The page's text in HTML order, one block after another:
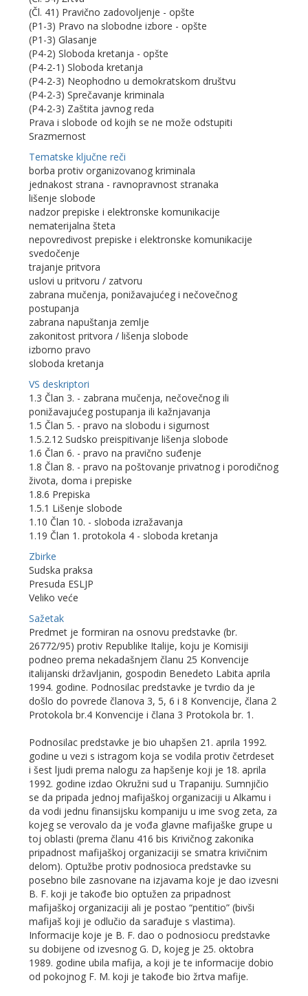
(Čl. 41) Pravično zadovoljenje - opšte
(P1-3) Pravo na slobodne izbore - opšte
(P1-3) Glasanje
(P4-2) Sloboda kretanja - opšte
(P4-2-1) Sloboda kretanja
(P4-2-3) Neophodno u demokratskom društvu
(P4-2-3) Sprečavanje kriminala
(P4-2-3) Zaštita javnog reda
Prava i slobode od kojih se ne može odstupiti
Srazmernost
Tematske ključne reči
borba protiv organizovanog kriminala
jednakost strana - ravnopravnost stranaka
lišenje slobode
nadzor prepiske i elektronske komunikacije
nematerijalna šteta
nepovredivost prepiske i elektronske komunikacije
svedočenje
trajanje pritvora
uslovi u pritvoru / zatvoru
zabrana mučenja, ponižavajućeg i nečovečnog
postupanja
zabrana napuštanja zemlje
zakonitost pritvora / lišenja slobode
izborno pravo
sloboda kretanja
VS deskriptori
1.3 Član 3. - zabrana mučenja, nečovečnog ili
ponižavajućeg postupanja ili kažnjavanja
1.5 Član 5. - pravo na slobodu i sigurnost
1.5.2.12 Sudsko preispitivanje lišenja slobode
1.6 Član 6. - pravo na pravično suđenje
1.8 Član 8. - pravo na poštovanje privatnog i porodičnog
života, doma i prepiske
1.8.6 Prepiska
1.5.1 Lišenje slobode
1.10 Član 10. - sloboda izražavanja
1.19 Član 1. protokola 4 - sloboda kretanja
Zbirke
Sudska praksa
Presuda ESLJP
Veliko veće
Sažetak
Predmet je formiran na osnovu predstavke (br.
26772/95) protiv Republike Italije, koju je Komisiji
podneo prema nekadašnjem članu 25 Konvencije
italijanski državljanin, gospodin Benedeto Labita aprila
1994. godine. Podnosilac predstavke je tvrdio da je
došlo do povrede članova 3, 5, 6 i 8 Konvencije, člana 2
Protokola br.4 Konvencije i člana 3 Protokola br. 1.
Podnosilac predstavke je bio uhapšen 21. aprila 1992.
godine u vezi s istragom koja se vodila protiv četrdeset
i šest ljudi prema nalogu za hapšenje koji je 18. aprila
1992. godine izdao Okružni sud u Trapaniju. Sumnjičio
se da pripada jednoj mafijaškoj organizaciji u Alkamu i
da vodi jednu finansijsku kompaniju u ime svog zeta, za
kojeg se verovalo da je vođa glavne mafijaške grupe u
toj oblasti (prema članu 416 bis Krivičnog zakonika
pripadnost mafijaškoj organizaciji se smatra krivičnim
delom). Optužbe protiv podnosioca predstavke su
posebno bile zasnovane na izjavama koje je dao izvesni
B. F. koji je takođe bio optužen za pripadnost
mafijaškoj organizaciji ali je postao “pentitio” (bivši
mafijaš koji je odlučio da sarađuje s vlastima).
Informacije koje je B. F. dao o podnosiocu predstavke
su dobijene od izvesnog G. D, kojeg je 25. oktobra
1989. godine ubila mafija, a koji je te informacije dobio
od pokojnog F. M. koji je takođe bio žrtva mafije.